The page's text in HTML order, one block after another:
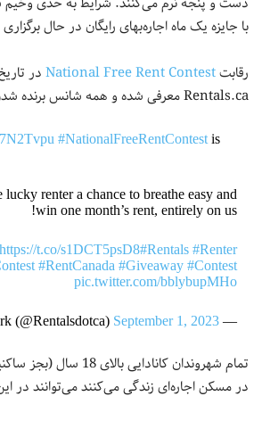
با جایزه یک ماه اجاره‌بهای رایگان در حال
رقابتNational Free Rent Contest
Rentals.ca معرفی شده و همه شانس برنده شدن در آن را دارند.
#NationalFreeRentContestis
renter a chance to breathe easy and
win one month’s rent, entirely on us!
https://t.co/s1DCT5psD8#Rentals #Renter
#RentCanada #Giveaway #Contest
pic.twitter.com/bblybupMHo
— Rentals.ca Network (@Rentalsdotca)
September 1, 2023
تمام شهروندان کانادایی
در مسکن اجاره‌ای زندگی می‌کنند می‌توانند در